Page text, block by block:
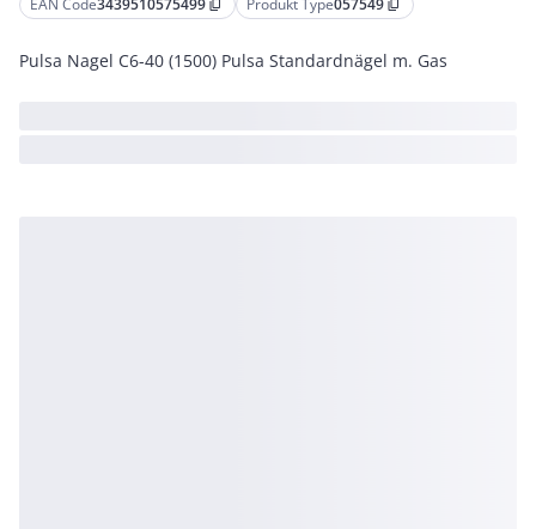
EAN Code3439510575499 content_copy Produkt Type057549 content_copy
Pulsa Nagel C6-40 (1500) Pulsa Standardnägel m. Gas